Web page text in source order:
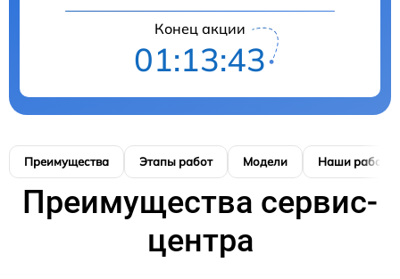
Конец акции
01:13:42
Преимущества Этапы работ Модели Наши работы
Преимущества сервис-
центра